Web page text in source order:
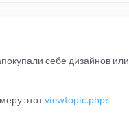
себе дизайнов или
этотviewtopic.php?